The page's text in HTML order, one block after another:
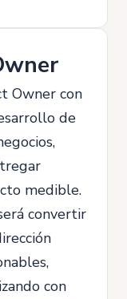
Owner con
de
medible.
convertir
con